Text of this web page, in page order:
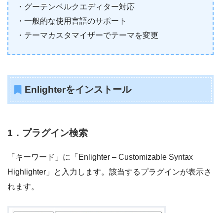
・グーテンベルクエディター対応
・一般的な使用言語のサポート
・テーマカスタマイザーでテーマを変更
Enlighterをインストール
1．プラグイン検索
「キーワード」に「Enlighter – Customizable Syntax
Highlighter」と入力します。該当するプラグインが表示さ
れます。